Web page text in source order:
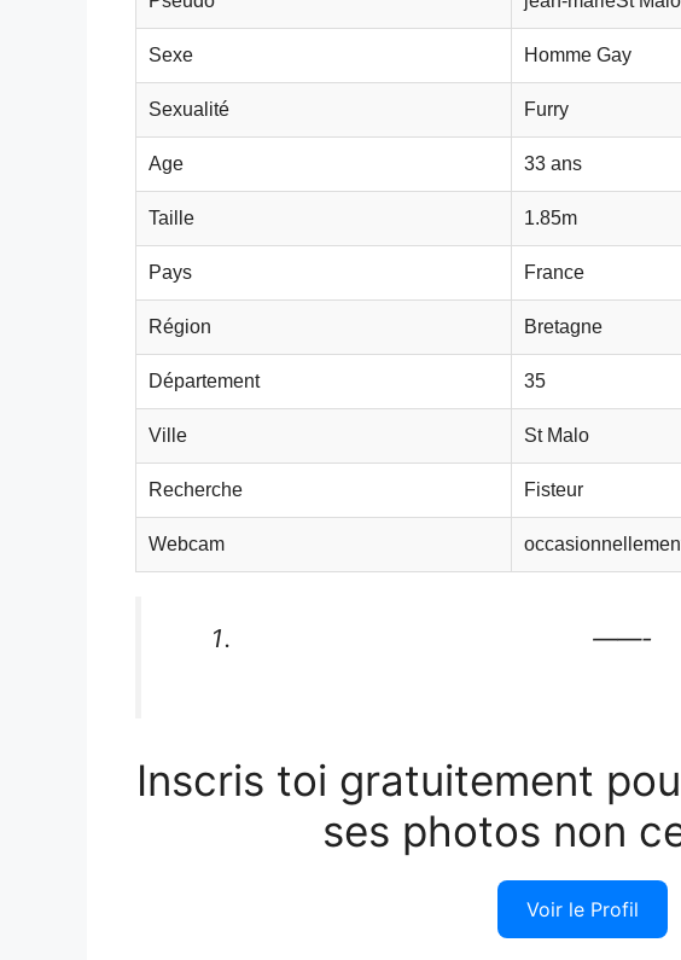
Sexe Homme Gay
Sexualité Furry
Age 33 ans
Taille 1.85m
Pays France
Région Bretagne
Département 35
Ville St Malo
Recherche Fisteur
Webcam
——-
Inscris toi gratuitement
ses photos non
Voir le Profil